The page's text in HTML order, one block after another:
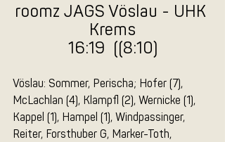
roomz JAGS Vöslau - UHK
Krems
16:19  ((8:10)
Vöslau: Sommer, Perischa; Hofer (7),
McLachlan (4), Klampfl (2), Wernicke (1),
Kappel (1), Hampel (1), Windpassinger,
Reiter, Forsthuber G, Marker-Toth,